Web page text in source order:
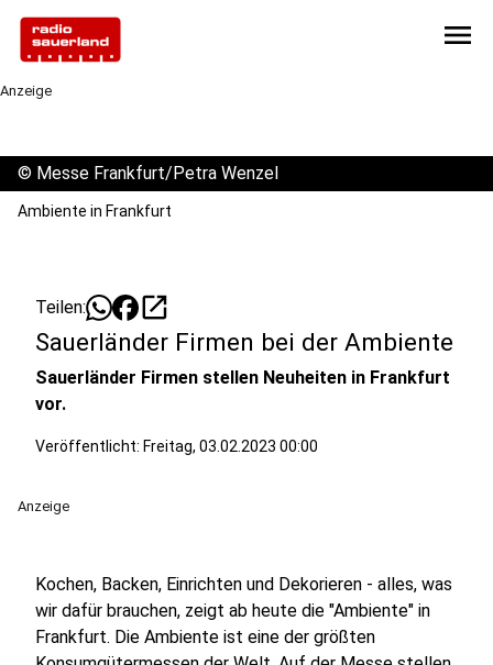
menu
Anzeige
© Messe Frankfurt/Petra Wenzel
Ambiente in Frankfurt
Teilen: open_in_new
Sauerländer Firmen bei der Ambiente
Sauerländer Firmen stellen Neuheiten in Frankfurt
vor.
Veröffentlicht: Freitag, 03.02.2023 00:00
Anzeige
Kochen, Backen, Einrichten und Dekorieren - alles, was
wir dafür brauchen, zeigt ab heute die "Ambiente" in
Frankfurt. Die Ambiente ist eine der größten